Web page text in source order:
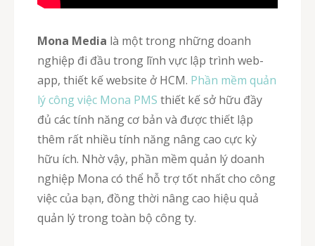
Mona Media là một trong những doanh
nghiệp đi đầu trong lĩnh vực lập trình web-
app, thiết kế website ở HCM. Phần mềm quản
lý công việc Mona PMS thiết kế sở hữu đầy
đủ các tính năng cơ bản và được thiết lập
thêm rất nhiều tính năng nâng cao cực kỳ
hữu ích. Nhờ vậy, phần mềm quản lý doanh
nghiệp Mona có thể hỗ trợ tốt nhất cho công
việc của bạn, đồng thời nâng cao hiệu quả
quản lý trong toàn bộ công ty.